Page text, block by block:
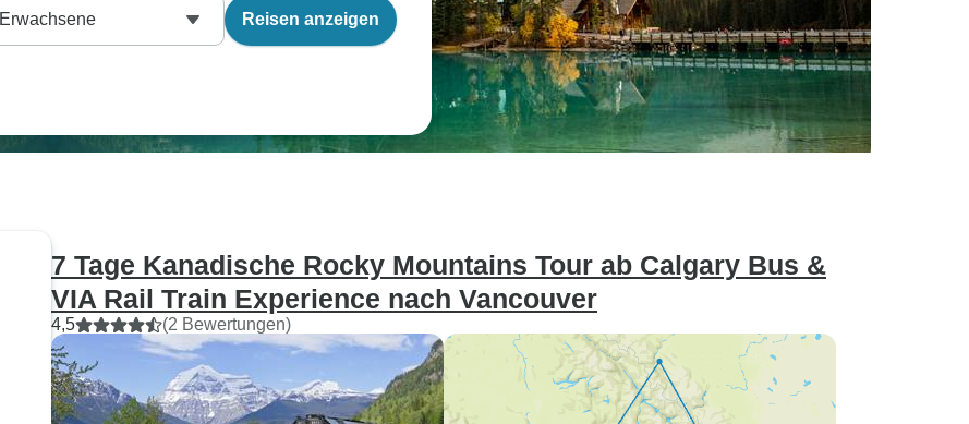
Erwachsene Reisen anzeigen
7 Tage Kanadische Rocky Mountains Tour ab Calgary Bus &
VIA Rail Train Experience nach Vancouver
4,5 (2 Bewertungen)